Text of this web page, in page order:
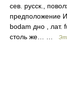
сев. русск.,
предположение
bodam дно , лат.
столь же… …